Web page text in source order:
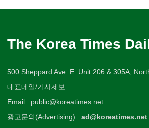
Veterinarian
Ophthalmologist
의사-외과
Surgeon
의사-치과
애완동물용품
양복점
Tailor
Fashion/Boutique
Blanket
웨딩서비스
개인지도-어학/수학
개인지도-서예
Private Lesson-Calligraphy
Private Lesson-Art/Photograph
Private Lesson-Ballet/Dance
개인지도-꽃꽂이
보석감정사
인쇄
장의사
스테이징 홈
전기공사/수리
Electric Work
정원공사/조경
자동차-판매/리스
자동차-견인
Towing
자동차-청소
Auto Cleaning
운동구/스포츠용품
취미/레저
Hobby/Leisure
태권도/무술
Taekwondo/Martial Arts
Spring Water/Water Purifier
Nursing Home
Korean Businessmen's Association
Buddhist Temple
한국일보 본사 및 지국
한국정부기관
Korean Governmental Organization
Shoe Repair
ETC
아파트
The Korea Times
500 Sheppard Ave. E. Unit 206 & 305A,
대표메일/기사제보
Email : public@koreatimes.net
광고문의(Advertising) : ad@koreatimes.net